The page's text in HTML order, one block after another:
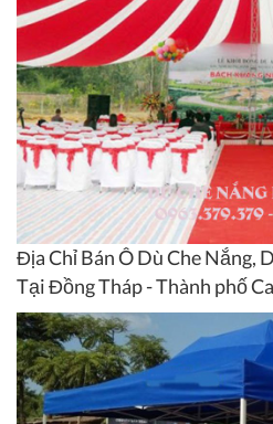
Địa Chỉ Bán Ô Dù Che Nắng,
Tại Đồng Tháp - Thành phố